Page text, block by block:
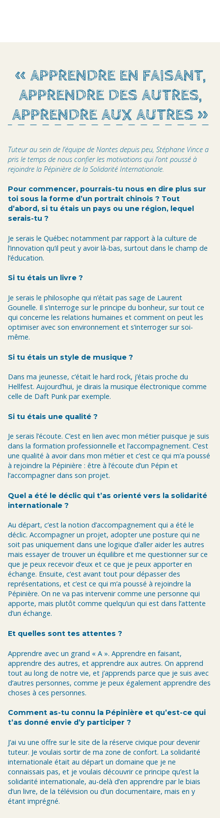
« APPRENDRE EN FAISANT,
APPRENDRE DES AUTRES,
APPRENDRE AUX AUTRES »
Tuteur au sein de l’équipe de Nantes depuis peu, Stéphane Vince a
pris le temps de nous confier les motivations qui l’ont poussé à
rejoindre la Pépinière de la Solidarité Internationale.
Pour commencer, pourrais-tu nous en dire plus sur
toi sous la forme d’un portrait chinois ? Tout
d’abord, si tu étais un pays ou une région, lequel
serais-tu ?
Je serais le Québec notamment par rapport à la culture de
l’innovation qu’il peut y avoir là-bas, surtout dans le champ de
l’éducation.
Si tu étais un livre ?
Je serais le philosophe qui n’était pas sage de Laurent
Gounelle. Il s’interroge sur le principe du bonheur, sur tout ce
qui concerne les relations humaines et comment on peut les
optimiser avec son environnement et s’interroger sur soi-
même.
Si tu étais un style de musique ?
Dans ma jeunesse, c’était le hard rock, j’étais proche du
Hellfest. Aujourd’hui, je dirais la musique électronique comme
celle de Daft Punk par exemple.
Si tu étais une qualité ?
Je serais l’écoute. C’est en lien avec mon métier puisque je suis
dans la formation professionnelle et l’accompagnement. C’est
une qualité à avoir dans mon métier et c’est ce qui m’a poussé
à rejoindre la Pépinière : être à l’écoute d’un Pépin et
l’accompagner dans son projet.
Quel a été le déclic qui t’as orienté vers la solidarité
internationale ?
Au départ, c’est la notion d’accompagnement qui a été le
déclic. Accompagner un projet, adopter une posture qui ne
soit pas uniquement dans une logique d’aller aider les autres
mais essayer de trouver un équilibre et me questionner sur ce
que je peux recevoir d’eux et ce que je peux apporter en
échange. Ensuite, c’est avant tout pour dépasser des
représentations, et c’est ce qui m’a poussé à rejoindre la
Pépinière. On ne va pas intervenir comme une personne qui
apporte, mais plutôt comme quelqu’un qui est dans l’attente
d’un échange.
Et quelles sont tes attentes ?
Apprendre avec un grand « A ». Apprendre en faisant,
apprendre des autres, et apprendre aux autres. On apprend
tout au long de notre vie, et j’apprends parce que je suis avec
d’autres personnes, comme je peux également apprendre des
choses à ces personnes.
Comment as-tu connu la Pépinière et qu’est-ce qui
t’as donné envie d’y participer ?
J’ai vu une offre sur le site de la réserve civique pour devenir
tuteur. Je voulais sortir de ma zone de confort. La solidarité
internationale était au départ un domaine que je ne
connaissais pas, et je voulais découvrir ce principe qu’est la
solidarité internationale, au-delà d’en apprendre par le biais
d’un livre, de la télévision ou d’un documentaire, mais en y
étant imprégné.